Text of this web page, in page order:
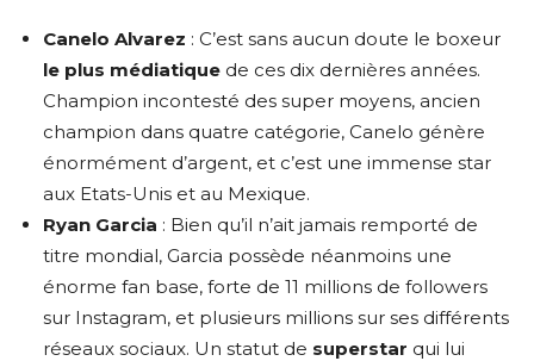
Canelo Alvarez : C’est sans aucun doute le boxeur
le plus médiatique de ces dix dernières années.
Champion incontesté des super moyens, ancien
champion dans quatre catégorie, Canelo génère
énormément d’argent, et c’est une immense star
aux Etats-Unis et au Mexique.
Ryan Garcia : Bien qu’il n’ait jamais remporté de
titre mondial, Garcia possède néanmoins une
énorme fan base, forte de 11 millions de followers
sur Instagram, et plusieurs millions sur ses différents
réseaux sociaux. Un statut de superstar qui lui